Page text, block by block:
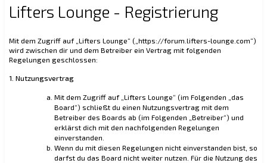
Lifters Lounge - Registrierung
Mit dem Zugriff auf „Lifters Lounge“ („https://forum.lifters-lounge.com“)
wird zwischen dir und dem Betreiber ein Vertrag mit folgenden
Regelungen geschlossen:
1. Nutzungsvertrag
Mit dem Zugriff auf „Lifters Lounge“ (im Folgenden „das
Board“) schließt du einen Nutzungsvertrag mit dem
Betreiber des Boards ab (im Folgenden „Betreiber“) und
erklärst dich mit den nachfolgenden Regelungen
einverstanden.
Wenn du mit diesen Regelungen nicht einverstanden bist, so
darfst du das Board nicht weiter nutzen. Für die Nutzung des